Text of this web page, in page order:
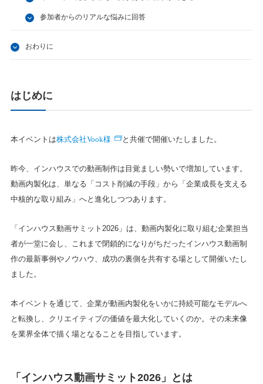
参加者からのリアルな悩みに回答
おわりに
はじめに
本イベントは株式会社Vook様 と共催で開催いたしました。
昨今、インハウスでの動画制作は目覚ましい勢いで増加しています。
動画内製化は、単なる「コスト削減の手段」から「企業成長を支える
中核的な取り組み」へと進化しつつあります。
「インハウス動画サミット2026」は、動画内製化に取り組む企業担当
者が一堂に会し、これまで閉鎖的になりがちだったインハウス動画制
作の最新事例やノウハウ、成功の裏側を共有する場として開催いたし
ました。
本イベントを通じて、企業が動画内製化をいかに持続可能なモデルへ
と転換し、クリエイティブの価値を最大化していくのか。その未来像
を業界全体で描く場となることを目指しています。
「インハウス動画サミット2026」とは